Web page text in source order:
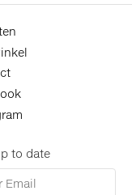
to date